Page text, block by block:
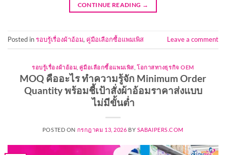
CONTINUE READING →
Posted inรอบรู้เรื่องผ้าอ้อม, คู่มือเลือกซื้อแพมเพิส Leave a comment
รอบรู้เรื่องผ้าอ้อม คู่มือเลือกซื้อแพมเพิส โอกาสทางธุรกิจ OEM
MOQ คืออะไร ทำความรู้จัก Minimum Order
Quantity พร้อมชี้เป้าสั่งผ้าอ้อมราคาส่งแบบ
ไม่มีขั้นต่ำ
POSTED ON กรกฎาคม 13, 2026 BY SABAIPERS.COM